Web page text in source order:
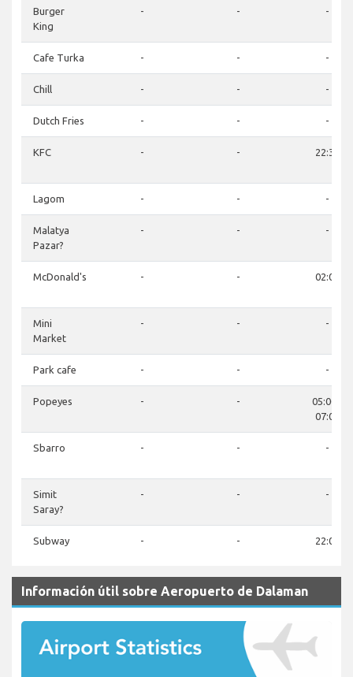
Burger
King
- - -
Cafe Turka - - -
Chill - - -
Dutch Fries - - -
KFC - - 22:30
Lagom - - -
Malatya
Pazar?
- - -
McDonald's - - 02:00
Mini
Market
- - -
Park cafe - - -
Popeyes - -
05:00 -
07:00
Sbarro - - -
Simit
Saray?
- - -
Subway - - 22:00
Información útil sobre Aeropuerto de Dalaman